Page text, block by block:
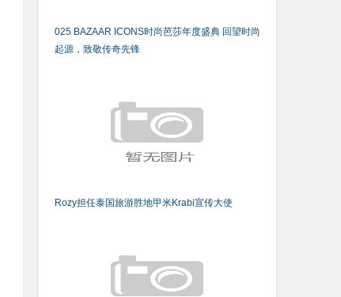
025 BAZAAR ICONS时尚芭莎年度盛典 回望时尚
起源，致敬传奇先锋
Rozy担任泰国旅游胜地甲米Krabi宣传大使